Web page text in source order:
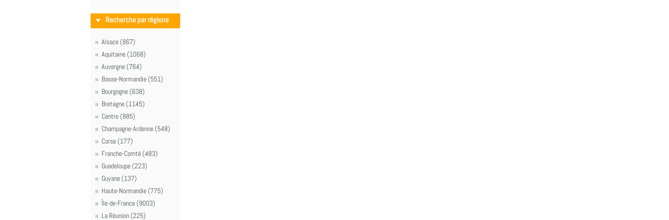
Recherche par régions
Alsace (867)
Aquitaine (1068)
Auvergne (764)
Basse-Normandie (551)
Bourgogne (638)
Bretagne (1145)
Centre (885)
Champagne-Ardenne (548)
Corse (177)
Franche-Comté (483)
Guadeloupe (223)
Guyane (137)
Haute-Normandie (775)
Île-de-France (9003)
La Réunion (225)